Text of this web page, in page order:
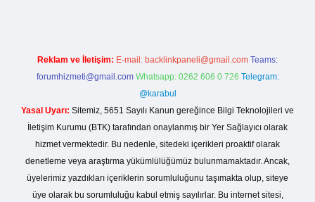
Reklam ve İletişim: E-mail: backlinkpaneli@gmail.com Teams:
forumhizmeti@gmail.com Whatsapp: 0262 606 0 726 Telegram:
@karabul
Yasal Uyarı: Sitemiz, 5651 Sayılı Kanun gereğince Bilgi Teknolojileri ve
İletişim Kurumu (BTK) tarafından onaylanmış bir Yer Sağlayıcı olarak
hizmet vermektedir. Bu nedenle, sitedeki içerikleri proaktif olarak
denetleme veya araştırma yükümlülüğümüz bulunmamaktadır. Ancak,
üyelerimiz yazdıkları içeriklerin sorumluluğunu taşımakta olup, siteye
üye olarak bu sorumluluğu kabul etmiş sayılırlar. Bu internet sitesi,